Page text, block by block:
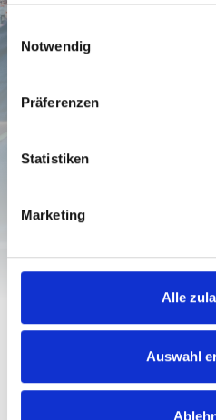
Notwendig
Präferenzen
Statistiken
Marketing
Alle
Auswahl